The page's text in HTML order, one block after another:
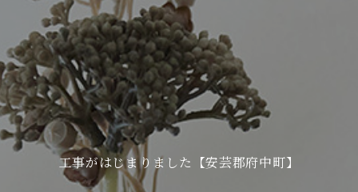
工事がはじまりました【安芸郡府中町】